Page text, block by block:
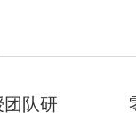
团队研